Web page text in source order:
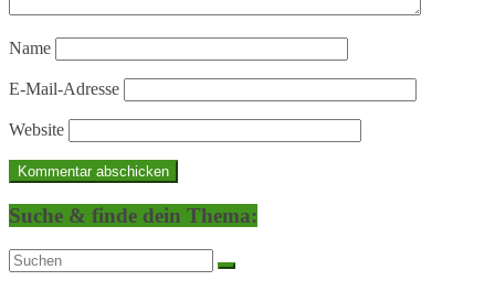
Name
E-Mail-Adresse
Website
Suche & finde dein Thema: